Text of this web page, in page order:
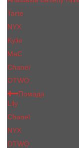
Tarte
NYX
Kylie
MaC
Сhanеl
OTWO
Помада
Lily
Chanel
NYX
OTWO